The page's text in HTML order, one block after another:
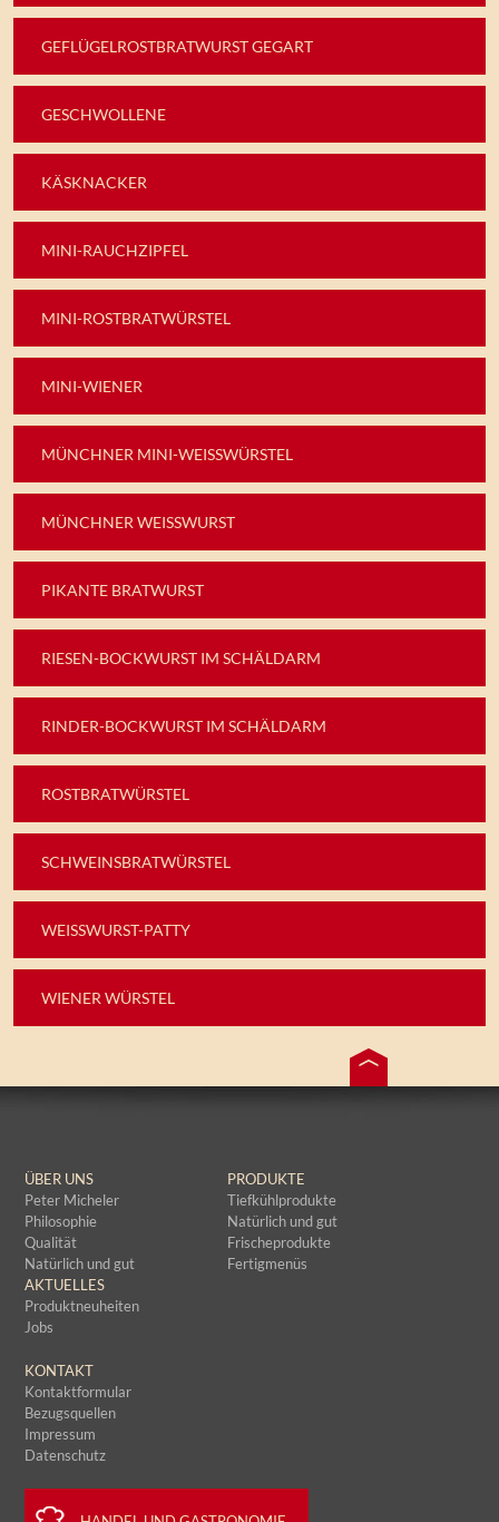
GEFLÜGELROSTBRATWURST GEGART
GESCHWOLLENE
KÄSKNACKER
MINI-RAUCHZIPFEL
MINI-ROSTBRATWÜRSTEL
MINI-WIENER
MÜNCHNER MINI-WEISSWÜRSTEL
MÜNCHNER WEISSWURST
PIKANTE BRATWURST
RIESEN-BOCKWURST IM SCHÄLDARM
RINDER-BOCKWURST IM SCHÄLDARM
ROSTBRATWÜRSTEL
SCHWEINSBRATWÜRSTEL
WEISSWURST-PATTY
WIENER WÜRSTEL
ÜBER UNS
Peter Micheler
Philosophie
Qualität
Natürlich und gut
PRODUKTE
Tiefkühlprodukte
Natürlich und gut
Frischeprodukte
Fertigmenüs
AKTUELLES
Produktneuheiten
Jobs
KONTAKT
Kontaktformular
Bezugsquellen
Impressum
Datenschutz